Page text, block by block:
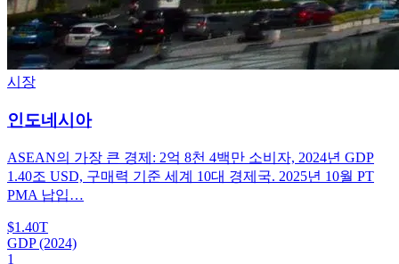
시장
인도네시아
ASEAN의 가장 큰 경제: 2억 8천 4백만 소비자, 2024년 GDP
1.40조 USD, 구매력 기준 세계 10대 경제국. 2025년 10월 PT
PMA 납입…
$1.40T
GDP (2024)
1